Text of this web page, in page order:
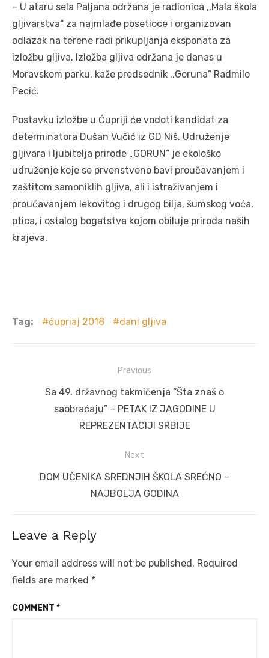
– U ataru sela Paljana održana je radionica ,,Mala škola
gljivarstva“ za najmlađe posetioce i organizovan
odlazak na terene radi prikupljanja eksponata za
izložbu gljiva. Izložba gljiva održana je danas u
Moravskom parku. kaže predsednik ,,Goruna” Radmilo
Pecić.
Postavku izložbe u Ćupriji će vodoti kandidat za
determinatora Dušan Vučić iz GD Niš. Udruženje
gljivara i ljubitelja prirode „GORUN“ je ekološko
udruženje koje se prvenstveno bavi proučavanjem i
zaštitom samoniklih gljiva, ali i istraživanjem i
proučavanjem lekovitog i drugog bilja, šumskog voća,
ptica, i ostalog bogatstva kojom obiluje priroda naših
krajeva.
Tag: ćupriaj 2018 dani gljiva
navigation
Previous
PreviousSa 49. državnog takmičenja “Šta znaš o
saobraćaju” – PETAK IZ JAGODINE U
REPREZENTACIJI SRBIJE
Next
DOM UČENIKA SREDNJIH ŠKOLA SREĆNO –
NAJBOLJA GODINA
Leave a Reply
Your email address will not be published. Required
fields are marked *
COMMENT *